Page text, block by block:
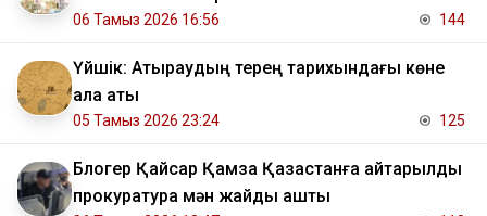
06 Тамыз 2026 16:56 144
Үйшік: Атыраудың терең тарихындағы көне
қала аты
05 Тамыз 2026 23:24 125
Блогер Қайсар Қамза Қазақстанға қайтарылды
прокуратура мән жайды ашты